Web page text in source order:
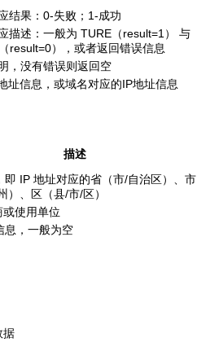
结果：0-失败；1-成功
描述：一般为 TURE（result=1） 与
result=0），或者返回错误信息
，没有错误则返回空
址信息，或域名对应的IP地址信息
描述
即 IP 地址对应的省（市/自治区）、市
）、区（县/市/区）
或使用单位
息，一般为空
据